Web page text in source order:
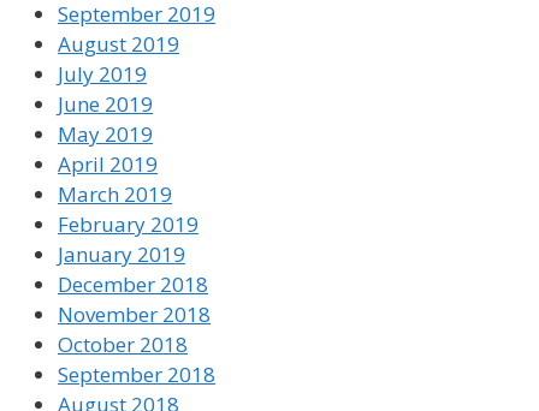
September 2019
August 2019
July 2019
June 2019
May 2019
April 2019
March 2019
February 2019
January 2019
December 2018
November 2018
October 2018
September 2018
August 2018